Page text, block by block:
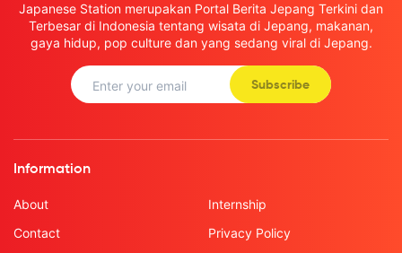
Japanese Station merupakan Portal Berita Jepang Terkini dan
Terbesar di Indonesia tentang wisata di Jepang, makanan,
gaya hidup, pop culture dan yang sedang viral di Jepang.
Subscribe
Information
About
Contact
Internship
Privacy Policy